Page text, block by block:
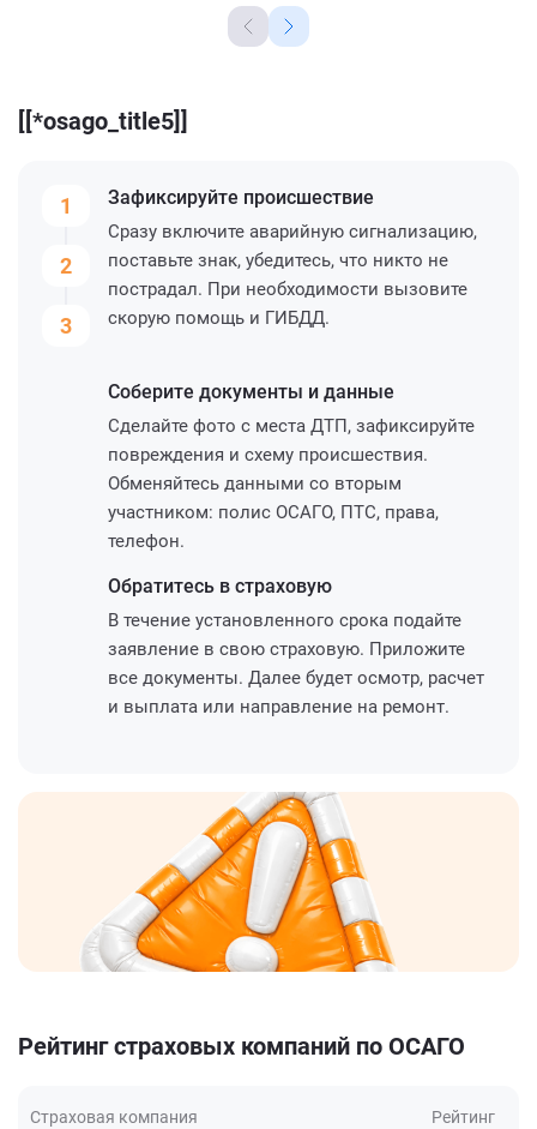
[[*osago_title5]]
1
2
3
Зафиксируйте происшествие
Сразу включите аварийную сигнализацию,
поставьте знак, убедитесь, что никто не
пострадал. При необходимости вызовите
скорую помощь и ГИБДД.
Соберите документы и данные
Сделайте фото с места ДТП, зафиксируйте
повреждения и схему происшествия.
Обменяйтесь данными со вторым
участником: полис ОСАГО, ПТС, права,
телефон.
Обратитесь в страховую
В течение установленного срока подайте
заявление в свою страховую. Приложите
все документы. Далее будет осмотр, расчет
и выплата или направление на ремонт.
Рейтинг страховых компаний по ОСАГО
Страховая компания Рейтинг